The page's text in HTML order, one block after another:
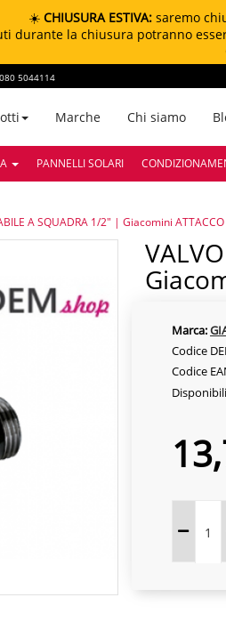
☀️ CHIUSURA ESTIVA: saremo
durante la chiusura potranno
080 5044114
Marche Chi siamo
PANNELLI SOLARI
A SQUADRA 1/2" | Giacomini ATTACCO
VALVOLA TERMOSTATIZZABILE A SQUADRA 1/2" |
Marca:
Codice
Codice